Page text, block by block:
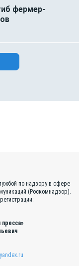
фермер-
по надзору в сфере
(Роскомнадзор).